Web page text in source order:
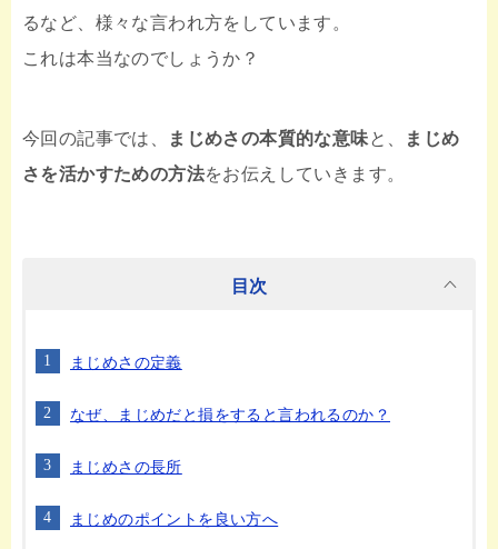
るなど、様々な言われ方をしています。
これは本当なのでしょうか？
今回の記事では、 まじめさの本質的な意味と、
まじめ
さを活かすための方法をお伝えしていきます。
目次
まじめさの定義
なぜ、まじめだと損をすると言われるのか？
まじめさの長所
まじめのポイントを良い方へ